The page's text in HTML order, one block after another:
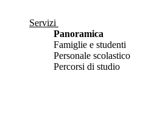
Servizi
Panoramica
Famiglie e studenti
Personale scolastico
Percorsi di studio